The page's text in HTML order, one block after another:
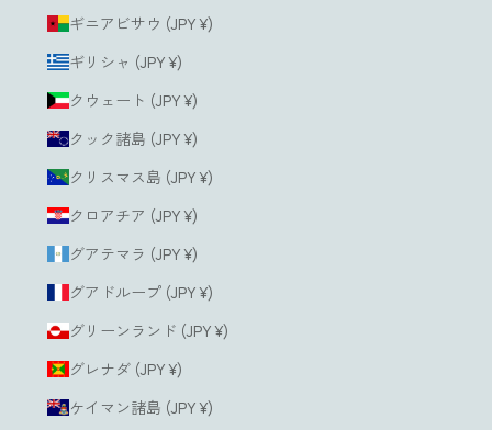
ギニアビサウ (JPY ¥)
ギリシャ (JPY ¥)
クウェート (JPY ¥)
クック諸島 (JPY ¥)
クリスマス島 (JPY ¥)
クロアチア (JPY ¥)
グアテマラ (JPY ¥)
グアドループ (JPY ¥)
グリーンランド (JPY ¥)
グレナダ (JPY ¥)
ケイマン諸島 (JPY ¥)